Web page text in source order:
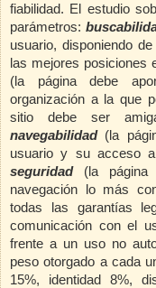
fiabilidad. El estudio
parámetros:
usuario, disponiendo
las mejores posiciones
(la página debe
organización a la que
sitio debe ser
navegabilidad(la
usuario y su acceso
seguridad(la página
navegación lo más
todas las garantías
comunicación con el
frente a un uso no
peso otorgado a cada
15%, identidad 8%,